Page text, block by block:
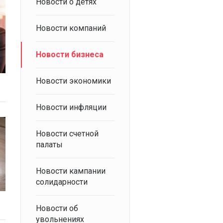
Новости о детях
Новости компаний
Новости бизнеса
Новости экономики
Новости инфляции
Новости счетной
палаты
Новости кампании
солидарности
Новости об
увольнениях